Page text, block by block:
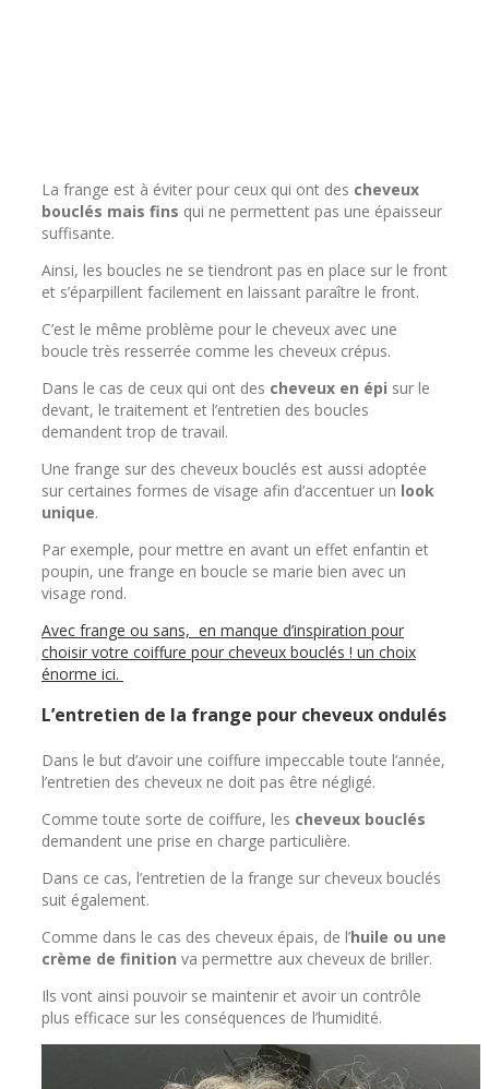
La frange est à éviter pour ceux qui ont des cheveux
bouclés mais fins qui ne permettent pas une épaisseur
suffisante.
Ainsi, les boucles ne se tiendront pas en place sur le front
et s’éparpillent facilement en laissant paraître le front.
C’est le même problème pour le cheveux avec une
boucle très resserrée comme les cheveux crépus.
Dans le cas de ceux qui ont des cheveux en épi sur le
devant, le traitement et l’entretien des boucles
demandent trop de travail.
Une frange sur des cheveux bouclés est aussi adoptée
sur certaines formes de visage afin d’accentuer un look
unique.
Par exemple, pour mettre en avant un effet enfantin et
poupin, une frange en boucle se marie bien avec un
visage rond.
Avec frange ou sans, en manque d’inspiration pour
choisir votre coiffure pour cheveux bouclés ! un choix
énorme ici.
L’entretien de la frange pour cheveux ondulés
Dans le but d’avoir une coiffure impeccable toute l’année,
l’entretien des cheveux ne doit pas être négligé.
Comme toute sorte de coiffure, les cheveux bouclés
demandent une prise en charge particulière.
Dans ce cas, l’entretien de la frange sur cheveux bouclés
suit également.
Comme dans le cas des cheveux épais, de l’huile ou une
crème de finition va permettre aux cheveux de briller.
Ils vont ainsi pouvoir se maintenir et avoir un contrôle
plus efficace sur les conséquences de l’humidité.